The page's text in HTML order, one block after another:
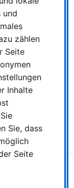
von 9 bis 20
dem Bus
Haltestelle
96.
hier auf der
MELDUNG
und
zählen
Seite
Inhalte
Sie, dass
Seite